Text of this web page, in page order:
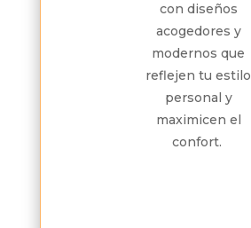
con diseños
acogedores y
modernos que
reflejen tu estilo
personal y
maximicen el
confort.